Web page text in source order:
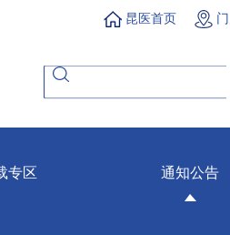
昆医首页
专区 通知公告